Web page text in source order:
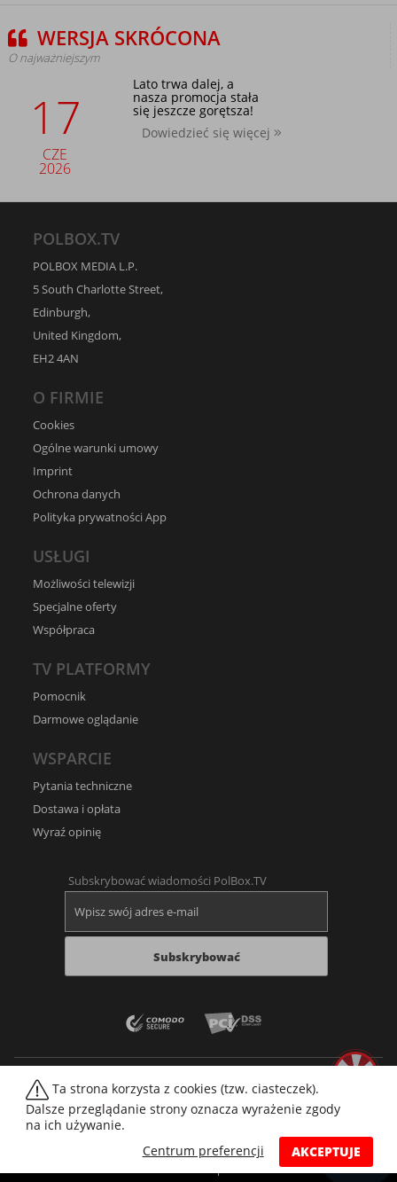
Ta strona korzysta z cookies (tzw. ciasteczek).
Dalsze przeglądanie strony oznacza wyrażenie zgody
na ich używanie.
AKCEPTUJE
Centrum preferencji
WERSJA SKRÓCONA
O najważniejszym
17
CZE
2026
Lato trwa dalej, a
nasza promocja stała
się jeszcze gorętsza!
Dowiedzieć się więcej
POLBOX.TV
POLBOX MEDIA L.P.
5 South Charlotte Street,
Edinburgh,
United Kingdom,
EH2 4AN
O FIRMIE
Cookies
Ogólne warunki umowy
Imprint
Ochrona danych
Polityka prywatności App
USŁUGI
Możliwości telewizji
Specjalne oferty
Współpraca
TV PLATFORMY
Pomocnik
Darmowe oglądanie
WSPARCIE
Pytania techniczne
Dostawa i opłata
Wyraź opinię
Subskrybować wiadomości PolBox.TV
Subskrybować
Web player Forum Mapa strony
Imprint
Wszelkie prawa zastrzeżone